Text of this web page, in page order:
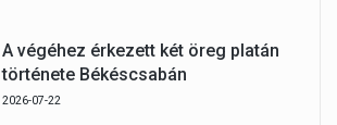
A végéhez érkezett két öreg platán
története Békéscsabán
2026-07-22